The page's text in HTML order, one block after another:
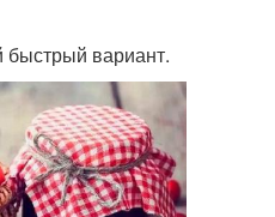
вариант.